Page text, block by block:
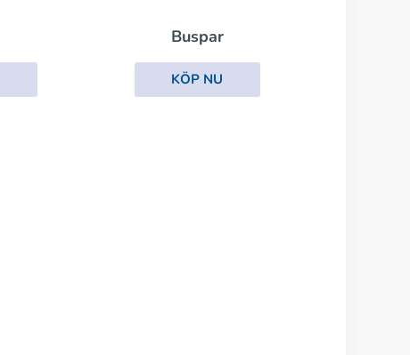
Buspar
KÖP NU